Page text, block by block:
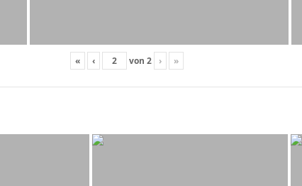
« ‹ von 2 › »